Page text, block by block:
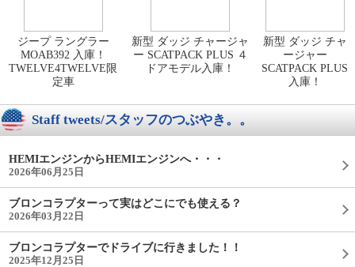
ジープ ラングラー
MOAB392 入庫！
TWELVE4TWELVE限
定車
新型 ダッジ チャージャ
ー SCATPACK PLUS ４
ドアモデル入庫！
新型 ダッジ チャ
ージャー
SCATPACK PLUS
入庫！
Staff tweets/スタッフのつぶやき。。
HEMIエンジンからHEMIエンジンへ・・・
2026年06月25日
ブロンコラプターって実はどこにでも使える？
2026年03月22日
ブロンコラプターでドライブに行きました！！
2025年12月25日